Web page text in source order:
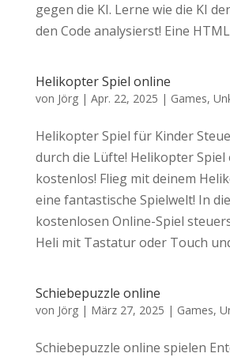
gegen die KI. Lerne wie die KI
den Code analysierst! Eine
Helikopter Spiel online
von Jörg| Apr. 22, 2025 | Games,
Helikopter Spiel für Kinder
durch die Lüfte! Helikopter Spiel
kostenlos! Flieg mit deinem
eine fantastische Spielwelt! In
kostenlosen Online-Spiel
Heli mit Tastatur oder Touch
Schiebepuzzle online
von Jörg| März 27, 2025 | Games,
Schiebepuzzle online spielen